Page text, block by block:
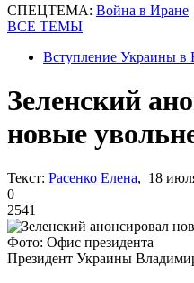
СПЕЦТЕМА: Война в Иране
ВСЕ ТЕМЫ
Вступление Украины в
Зеленский
новые
Текст: Расенко Елена, 18
0
2541
Фото: Офис президента
Президент Украины